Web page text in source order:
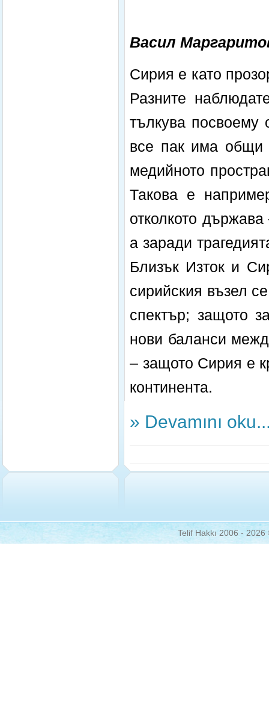
Васил
Сирия е като
Разните
тълкува посвоему
все пак има общи
медийното
Такова е
отколкото
а заради
Близък Изток и
сирийския възел
спектър; защото
нови баланси
– защото Сирия е
континента.
» Devamını
Telif Hakkı 2006 -